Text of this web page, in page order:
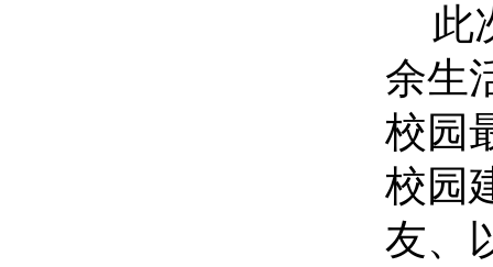
此
余生
校园
校园
友、